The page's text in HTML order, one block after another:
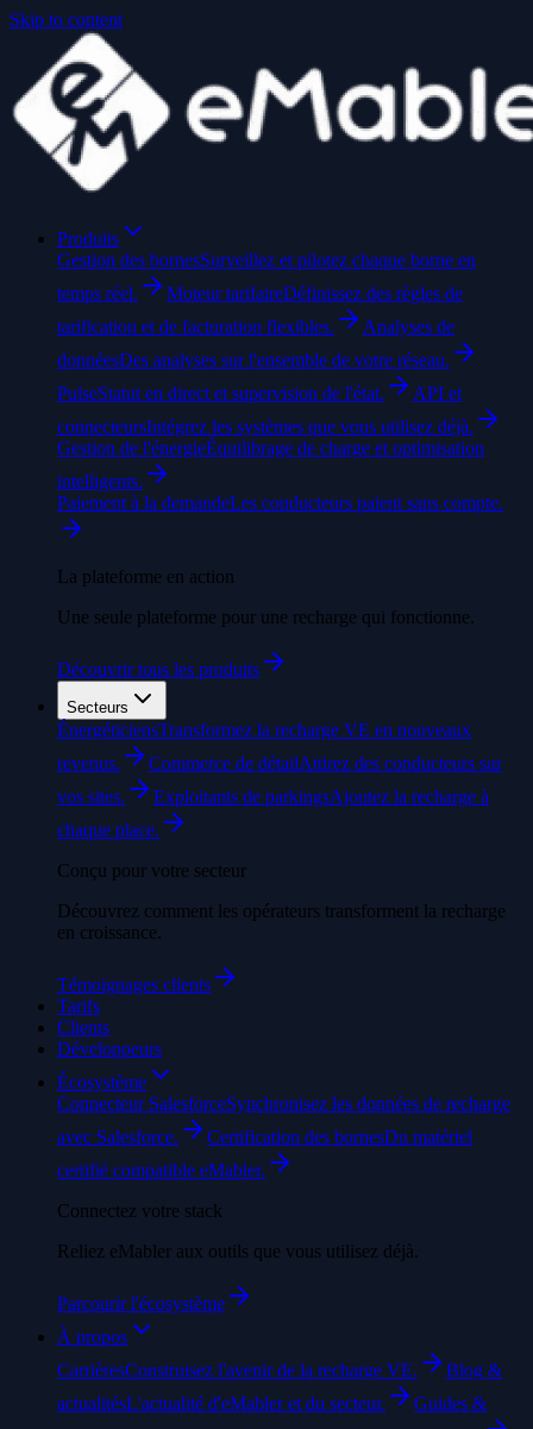
Skip to content
Produits
Gestion des bornesSurveillez et pilotez chaque borne en
temps réel.
Moteur tarifaireDéfinissez des règles de
tarification et de facturation flexibles.
Analyses de
donnéesDes analyses sur l'ensemble de votre réseau.
PulseStatut en direct et supervision de l'état.
API et
connecteursIntégrez les systèmes que vous utilisez déjà.
Gestion de l'énergieÉquilibrage de charge et optimisation
intelligents.
Paiement à la demandeLes conducteurs paient sans compte.
La plateforme en action
Une seule plateforme pour une recharge qui fonctionne.
Découvrir tous les produits
Secteurs
ÉnergéticiensTransformez la recharge VE en nouveaux
revenus.
Commerce de détailAttirez des conducteurs sur
vos sites.
Exploitants de parkingsAjoutez la recharge à
chaque place.
Conçu pour votre secteur
Découvrez comment les opérateurs transforment la recharge
en croissance.
Témoignages clients
Tarifs
Clients
Développeurs
Écosystème
Connecteur SalesforceSynchronisez les données de recharge
avec Salesforce.
Certification des bornesDu matériel
certifié compatible eMabler.
Connectez votre stack
Reliez eMabler aux outils que vous utilisez déjà.
Parcourir l'écosystème
À propos
CarrièresConstruisez l'avenir de la recharge VE.
Blog &
actualitésL'actualité d'eMabler et du secteur.
Guides &